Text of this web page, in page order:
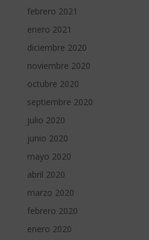
febrero 2021
enero 2021
diciembre 2020
noviembre 2020
octubre 2020
septiembre 2020
julio 2020
junio 2020
mayo 2020
abril 2020
marzo 2020
febrero 2020
enero 2020